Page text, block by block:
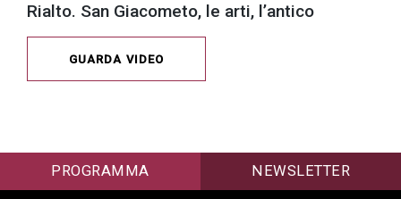
Rialto. San Giacometo, le arti, l’antico
GUARDA VIDEO
PROGRAMMA NEWSLETTER